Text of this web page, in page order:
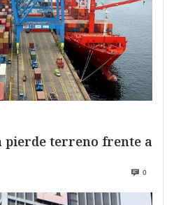
pierde terreno frente a
0